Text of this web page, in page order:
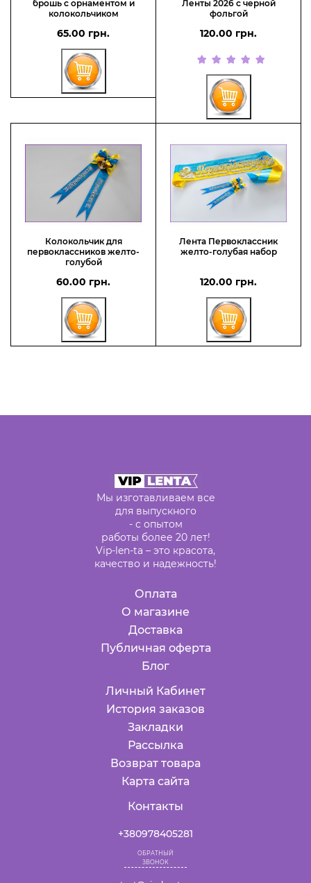
брошь с орнаментом и
колокольчиком
65.00 грн.
Ленты 2026 с черной
фольгой
120.00 грн.
Колокольчик для
первоклассников желто-
голубой
60.00 грн.
Лента Первоклассник
желто-голубая набор
120.00 грн.
Мы изготавливаем все
для выпускного
- с опытом
работы более 20 лет!
Vip-len-ta – это красота,
качество и надежность!
Оплата
О магазине
Доставка
Публичная оферта
Блог
Личный Кабинет
История заказов
Закладки
Рассылка
Возврат товара
Карта сайта
Контакты
+380978405281
ОБРАТНЫЙ
ЗВОНОК